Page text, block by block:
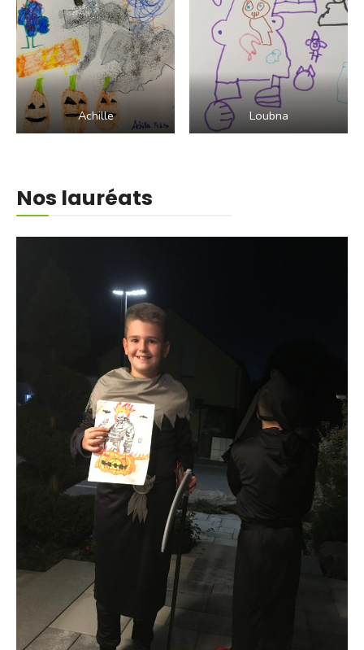
Achille Loubna
Nos lauréats